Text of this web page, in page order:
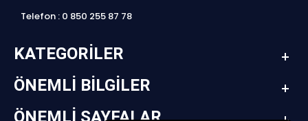
Telefon : 0 850 255 87 78
KATEGORILER
ÖNEMLI BILGILER
ÖNEMLI SAYFALAR